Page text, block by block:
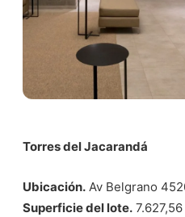
Torres del Jacarandá
Ubicación. Av Belgrano
Superficie del lote.